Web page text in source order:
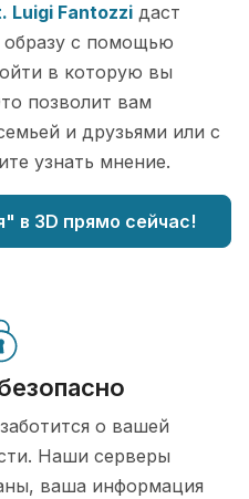
Luigi Fantozzi даст
с помощью
в которую вы
позволит вам
и друзьями или с
узнать мнение.
в 3D прямо сейчас!
о вашей
Наши серверы
ваша информация